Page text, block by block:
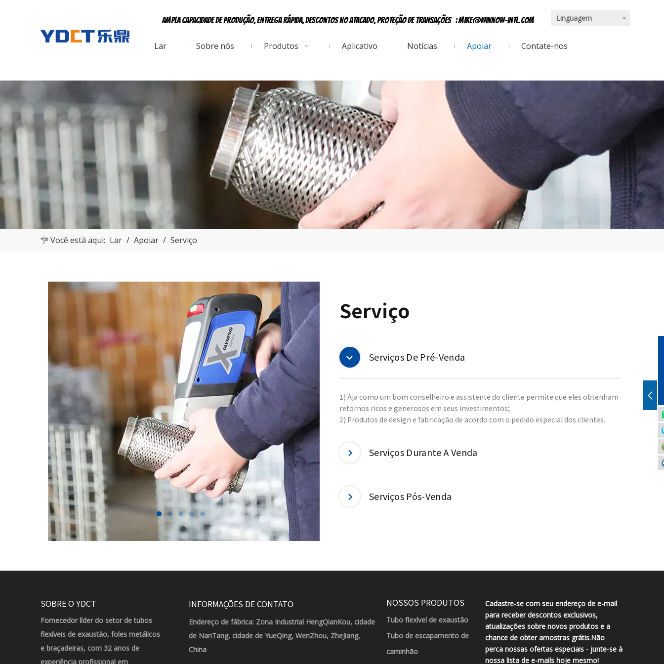
Ampla capacidade de produção, entrega rápida, descontos no atacado, proteção de transações :mike@winnow-intl.com Linguagem
Lar Sobre nós Produtos Aplicativo Notícias Apoiar Contate-nos
Você está aqui: Lar / Apoiar / Serviço
Serviço
Serviços De Pré-Venda
1) Aja como um bom conselheiro e assistente do cliente permite que eles obtenham
retornos ricos e generosos em seus investimentos;
2) Produtos de design e fabricação de acordo com o pedido especial dos clientes.
Serviços Durante A Venda
Serviços Pós-Venda
SOBRE O YDCT
Fornecedor líder do setor de tubos
flexíveis de exaustão, foles metálicos
e braçadeiras, com 32 anos de
experiência profissional em
INFORMAÇÕES DE CONTATO
Endereço de fábrica: Zona Industrial HengQianKou, cidade
de NanTang, cidade de YueQing, WenZhou, ZheJiang,
China
NOSSOS PRODUTOS
Tubo flexível de exaustão
Tubo de escapamento de
caminhão
Cadastre-se com seu endereço de e-mail
para receber descontos exclusivos,
atualizações sobre novos produtos e a
chance de obter amostras grátis.Não
perca nossas ofertas especiais - junte-se à
nossa lista de e-mails hoje mesmo!